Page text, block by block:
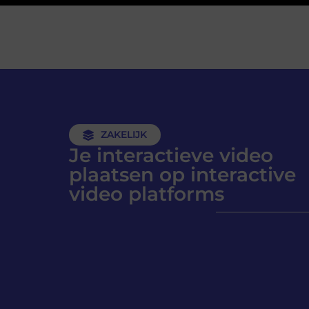
ZAKELIJK
Je interactieve video
plaatsen op interactive
video platforms